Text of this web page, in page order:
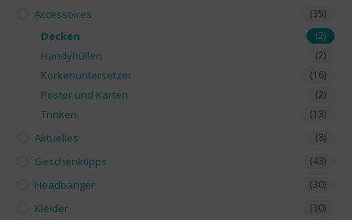
Accessoires (35)
Decken (2)
Handyhüllen (2)
Korkenuntersetzer (16)
Poster und Karten (2)
Trinken (13)
Aktuelles (8)
Geschenktipps (43)
Headbanger (30)
Kleider (30)